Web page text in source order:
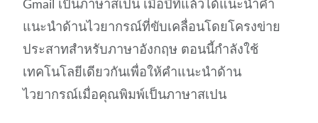
Gmail เป็นภาษาสเปน เมื่อปีที่แล้วได้แนะนำคำ
แนะนำด้านไวยากรณ์ที่ขับเคลื่อนโดยโครงข่าย
ประสาทสำหรับภาษาอังกฤษ ตอนนี้กำลังใช้
เทคโนโลยีเดียวกันเพื่อให้คำแนะนำด้าน
ไวยากรณ์เมื่อคุณพิมพ์เป็นภาษาสเปน